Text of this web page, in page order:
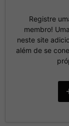
Registre
membro!
neste site
além de se